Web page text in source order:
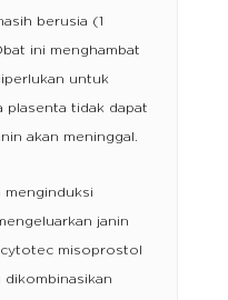
berusia (1
ini menghambat
untuk
plasenta tidak dapat
akan meninggal.
menginduksi
janin
cytotec misoprostol
dikombinasikan